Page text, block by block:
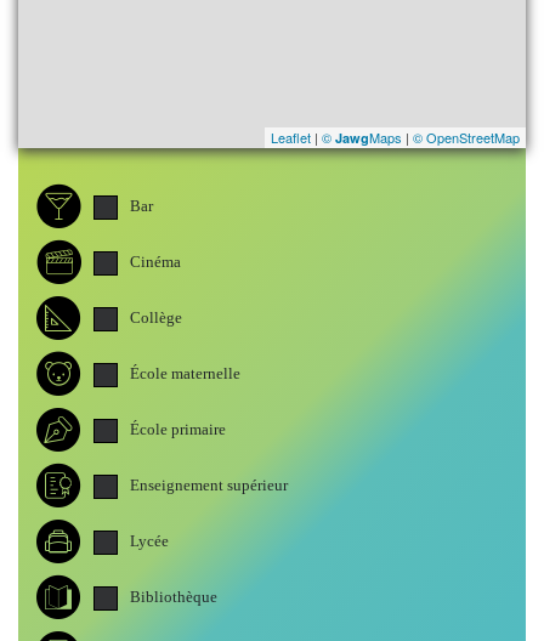
Leaflet | © JawgMaps | © OpenStreetMap
Bar
Cinéma
Collège
École maternelle
École primaire
Enseignement supérieur
Lycée
Bibliothèque